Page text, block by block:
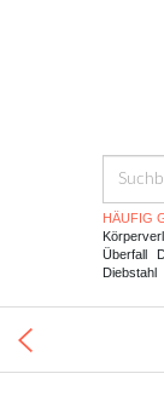
HÄUFIG
Überfall
Diebstahl